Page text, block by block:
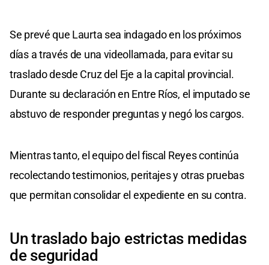
Se prevé que Laurta sea indagado en los próximos
días a través de una videollamada, para evitar su
traslado desde Cruz del Eje a la capital provincial.
Durante su declaración en Entre Ríos, el imputado se
abstuvo de responder preguntas y negó los cargos.
Mientras tanto, el equipo del fiscal Reyes continúa
recolectando testimonios, peritajes y otras pruebas
que permitan consolidar el expediente en su contra.
Un traslado bajo estrictas medidas
de seguridad